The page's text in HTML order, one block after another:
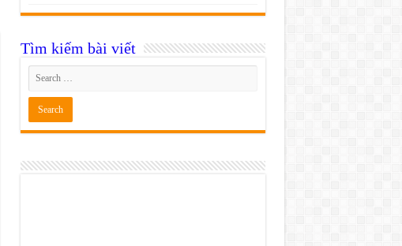
Tìm kiếm bài viết